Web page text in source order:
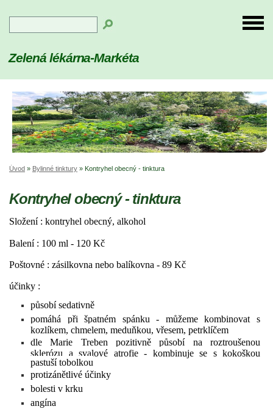
Zelená lékárna-Markéta
Úvod » Bylinné tinktury » Kontryhel obecný - tinktura
Kontryhel obecný - tinktura
Složení : kontryhel obecný, alkohol
Balení : 100 ml - 120 Kč
Poštovné : zásilkovna nebo balíkovna - 89 Kč
účinky :
působí sedativně
pomáhá při špatném spánku - můžeme kombinovat s
kozlíkem, chmelem, meduňkou, vřesem, petrklíčem
dle Marie Treben pozitivně působí na roztroušenou
sklerózu a svalové atrofie - kombinuje se s kokoškou
pastuší tobolkou
protizánětlivé účinky
bolesti v krku
angína